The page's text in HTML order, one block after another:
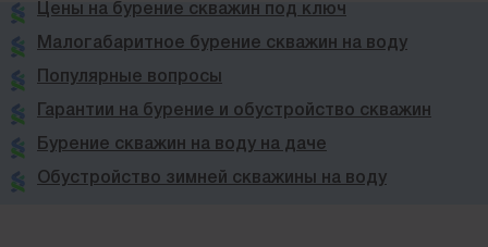
Цены на бурение скважин под ключ
Малогабаритное бурение скважин на воду
Популярные вопросы
Гарантии на бурение и обустройство скважин
Бурение скважин на воду на даче
Обустройство зимней скважины на воду